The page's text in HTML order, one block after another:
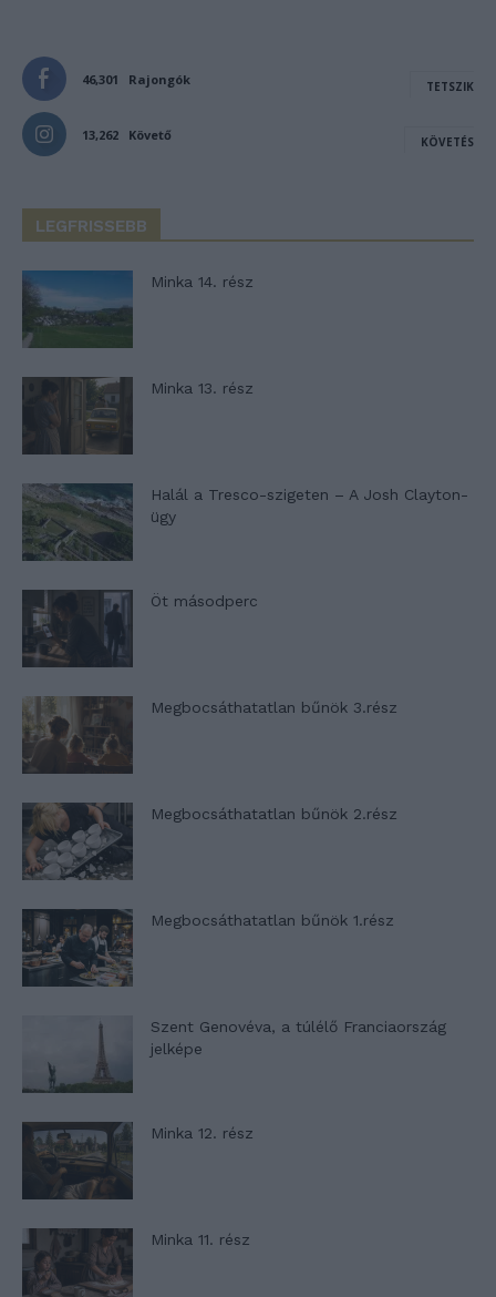
46,301 Rajongók TETSZIK
13,262 Követő KÖVETÉS
LEGFRISSEBB
Minka 14. rész
Minka 13. rész
Halál a Tresco-szigeten – A Josh Clayton-
ügy
Öt másodperc
Megbocsáthatatlan bűnök 3.rész
Megbocsáthatatlan bűnök 2.rész
Megbocsáthatatlan bűnök 1.rész
Szent Genovéva, a túlélő Franciaország
jelképe
Minka 12. rész
Minka 11. rész